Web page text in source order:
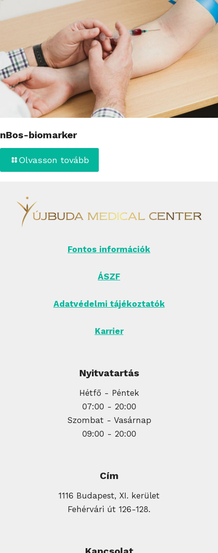
nBos-biomarker
Olvasson tovább
Fontos információk
ÁSZF
Adatvédelmi tájékoztatók
Karrier
Nyitvatartás
Hétfő - Péntek
07:00 - 20:00
Szombat - Vasárnap
09:00 - 20:00
Cím
1116 Budapest, XI. kerület
Fehérvári út 126-128.